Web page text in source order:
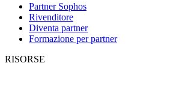
Partner Sophos
Rivenditore
Diventa partner
Formazione per partner
RISORSE